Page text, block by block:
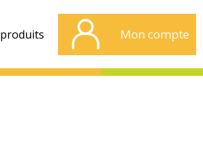
Mon compte